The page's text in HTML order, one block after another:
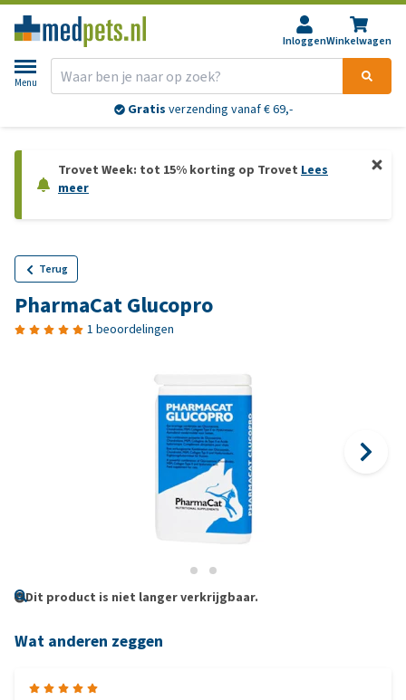
InloggenWinkelwagen
Menu
Gratis verzending vanaf € 69,-
Trovet Week: tot 15% korting op Trovet Lees
meer
Terug
PharmaCat Glucopro
1 beoordelingen
Dit product is niet langer verkrijgbaar.
Wat anderen zeggen